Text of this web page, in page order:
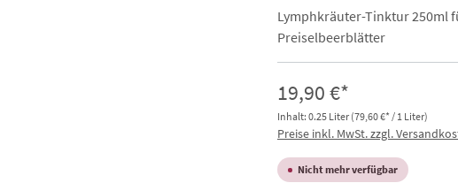
Lymphkräuter-Tinktur 250ml
Preiselbeerblätter
19,90 €*
Inhalt: 0.25 Liter (79,60 €* / 1 Liter)
Preise inkl. MwSt. zzgl.
Nicht mehr verfügbar